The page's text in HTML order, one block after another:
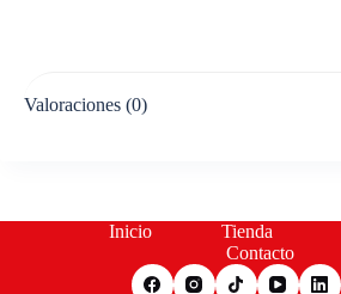
Valoraciones (0)
Inicio Tienda
Contacto